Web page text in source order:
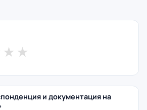
★ ★
и документация на